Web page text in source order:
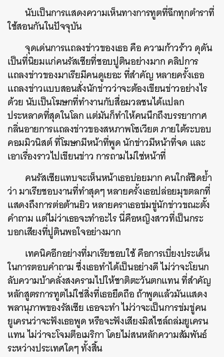
นับเป็นการแสดงความเห็นทางการทูตที่ฉีกทุกตำราที่
ใช้สอนกันในปัจจุบัน
จุดเด่นการแถลงข่าวของเธอ คือ ความก้าวร้าว ดุดัน
เป็นที่นิยมแก่คนรัสเซียที่ชอบปูตินอย่างมาก คลิปการ
แถลงข่าวของมาเรียมีคนดูเยอะ ที่สำคัญ หลายครั้งเธอ
แถลงข่าวแบบสอนสั่งนักข่าวว่าจะต้องเขียนข่าวอย่างไร
ด้วย นับเป็นโฆษกที่ทำงานกับสื่อมวลชนได้แปลก
ประหลาดที่สุดในโลก แต่มันก็ทำให้คนนึกถึงบรรยากาศ
กลิ่นอายการแถลงข่าวของสหภาพโซเวียต ภายใต้ระบอบ
คอมมิวนิสต์ ที่โฆษกมีหน้าที่พูด นักข่าวมีหน้าที่จด และ
เอาเรื่องราวไปเขียนข่าว การถามไม่ใช่หน้าที่
คนรัสเซียแทบจะเห็นหน้าเธอบ่อยมาก คนใกล้ชิดย้ำ
ว่า มาเรียชอบงานที่ทำสุดๆ หลายครั้งเธอปล่อยมุขตลกที่
แสดงถึงการต่อต้านยิว หลายคราเธอข่มขู่นักข่าวขณะตั้ง
คำถาม แต่ไม่ว่าเธอจะทำอะไร นี่คือหญิงสาวที่เป็นกระ
บอกเสียงที่ปูตินพอใจอย่างมาก
เทคนิคอีกอย่างที่มาเรียชอบใช้ คือการเบี่ยงประเด็น
ในการตอบคำถาม ซึ่งเธอทำได้เป็นอย่างดี ไม่ว่าจะโยนก
ลับความบ้าคลั่งสงครามไปให้ชาติตะวันตกแทน ที่สำคัญ
หลักสูตรการทูตไม่ใช่สิ่งที่เธอยึดถือ ถ้าพูดแล้วมันแสดง
พลานุภาพของรัสเซีย เธอจะทำ ไม่ว่าจะเป็นการข่มขู่คน
ยูเครนว่าจะฟังเธอพูด หรือจะฟังเสียงมิสไซล์ถล่มยูเครน
แทน ไม่ว่าจะโจมตีอเมริกา โดยไม่สนหลักความสัมพันธ์
ระหว่างประเทศใดๆ ทั้งสิ้น